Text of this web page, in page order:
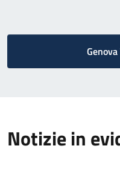
Notizie in